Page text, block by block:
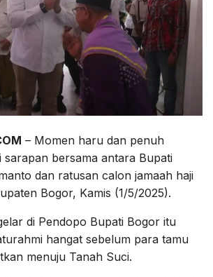
– Momen haru dan penuh
sarapan bersama antara Bupati
dan ratusan calon jamaah haji
Bogor, Kamis (1/5/2025).
di Pendopo Bupati Bogor itu
hangat sebelum para tamu
menuju Tanah Suci.